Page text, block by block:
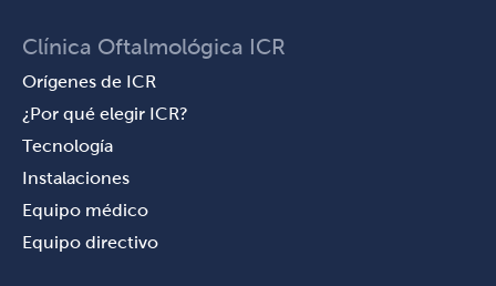
Clínica Oftalmológica ICR
Orígenes de ICR
¿Por qué elegir ICR?
Tecnología
Instalaciones
Equipo médico
Equipo directivo